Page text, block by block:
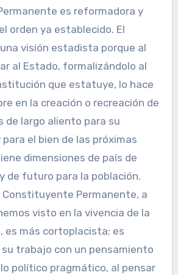
es reformadora y
orden ya establecido. El
visión estadista porque al
al Estado, formalizándolo al
que estatuye, lo hace
en la creación o recreación de
de largo aliento para su
el bien de las próximas
dimensiones de país de
de futuro para la población.
Constituyente Permanente, a
visto en la vivencia de la
es más cortoplacista; es
su trabajo con un pensamiento
político pragmático, al pensar